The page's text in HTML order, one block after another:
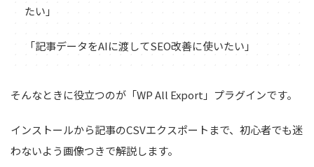
たい」
「記事データをAIに渡してSEO改善に使いたい」
そんなときに役立つのが「WP All Export」プラグインです。
インストールから記事のCSVエクスポートまで、初心者でも迷
わないよう画像つきで解説します。